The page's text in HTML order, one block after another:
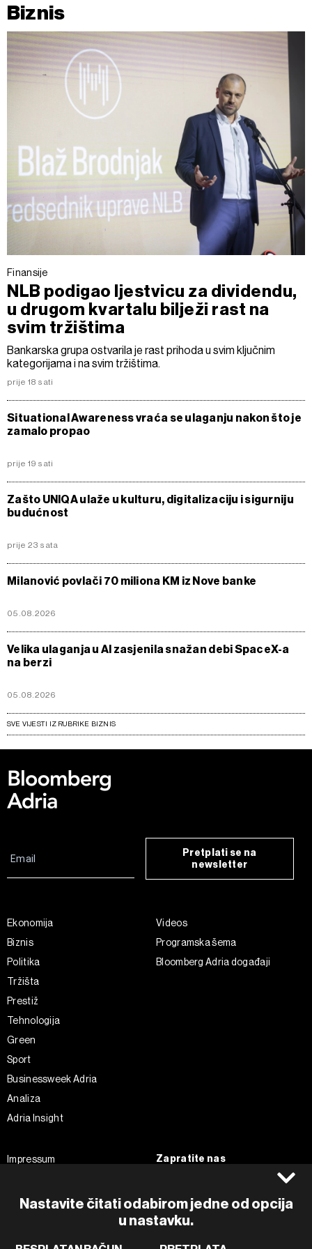
Biznis
Finansije
NLB podigao ljestvicu za dividendu,
u drugom kvartalu bilježi rast na
svim tržištima
Bankarska grupa ostvarila je rast prihoda u svim ključnim
kategorijama i na svim tržištima.
prije 18 sati
Situational Awareness vraća se ulaganju nakon što je
zamalo propao
prije 19 sati
Zašto UNIQA ulaže u kulturu, digitalizaciju i sigurniju
budućnost
prije 23 sata
Milanović povlači 70 miliona KM iz Nove banke
05.08.2026
Velika ulaganja u AI zasjenila snažan debi SpaceX-a
na berzi
05.08.2026
SVE VIJESTI IZ RUBRIKE BIZNIS
Nastavite čitati odabirom jedne od opcija
u nastavku.
Pretplati se na
newsletter
Ekonomija
Biznis
Politika
Tržišta
Prestiž
Tehnologija
Green
Sport
Businessweek Adria
Analiza
Adria Insight
Videos
Programska šema
Bloomberg Adria događaji
Impressum
Pravila privatnosti
Zapratite nas
Instagram
Twitter